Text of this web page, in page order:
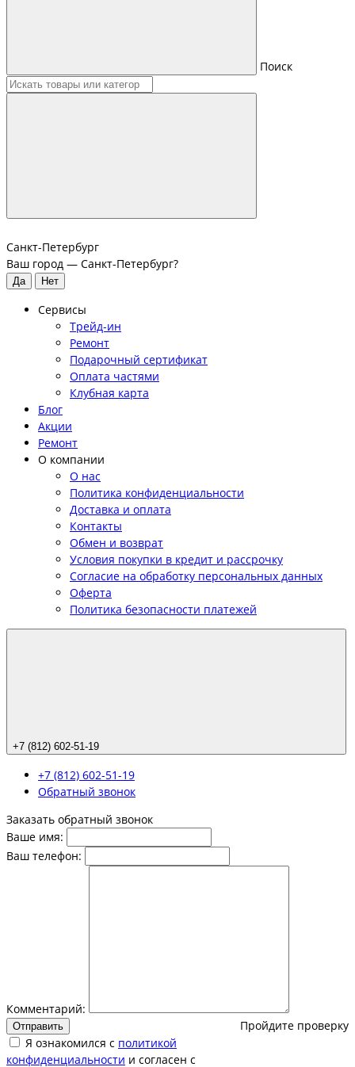
Поиск
Санкт-Петербург
Ваш город — Санкт-Петербург?
Сервисы
Трейд-ин
Ремонт
Подарочный сертификат
Оплата частями
Клубная карта
Блог
Акции
Ремонт
О компании
О нас
Политика конфиденциальности
Доставка и оплата
Контакты
Обмен и возврат
Условия покупки в кредит и рассрочку
Согласие на обработку персональных данных
Оферта
Политика безопасности платежей
+7 (812) 602-51-19
+7 (812) 602-51-19
Обратный звонок
Заказать обратный звонок
Ваше имя:
Ваш телефон:
Комментарий:
Пройдите проверку
Отправить
Я ознакомился с политикой
конфиденциальности и согласен с